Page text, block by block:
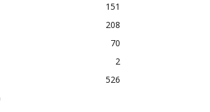
151
208
70
2
526